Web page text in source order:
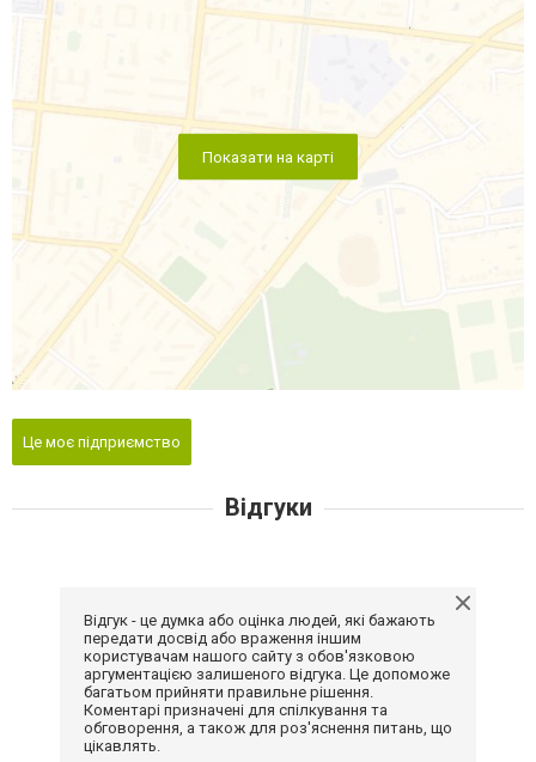
Показати на карті
Це моє підприємство
Відгуки
Відгук - це думка або оцінка людей, які бажають
передати досвід або враження іншим
користувачам нашого сайту з обов'язковою
аргументацією залишеного відгука. Це допоможе
багатьом прийняти правильне рішення.
Коментарі призначені для спілкування та
обговорення, а також для роз'яснення питань, що
цікавлять.